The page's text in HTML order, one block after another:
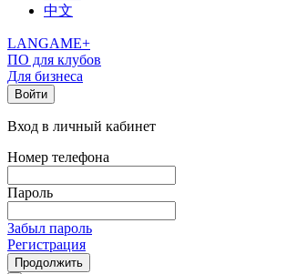
中文
LANGAME+
ПО для клубов
Для бизнеса
Войти
Вход в личный кабинет
Номер телефона
Пароль
Забыл пароль
Регистрация
Продолжить